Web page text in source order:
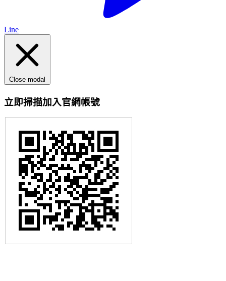
Line
Close modal
立即掃描加入官網帳號